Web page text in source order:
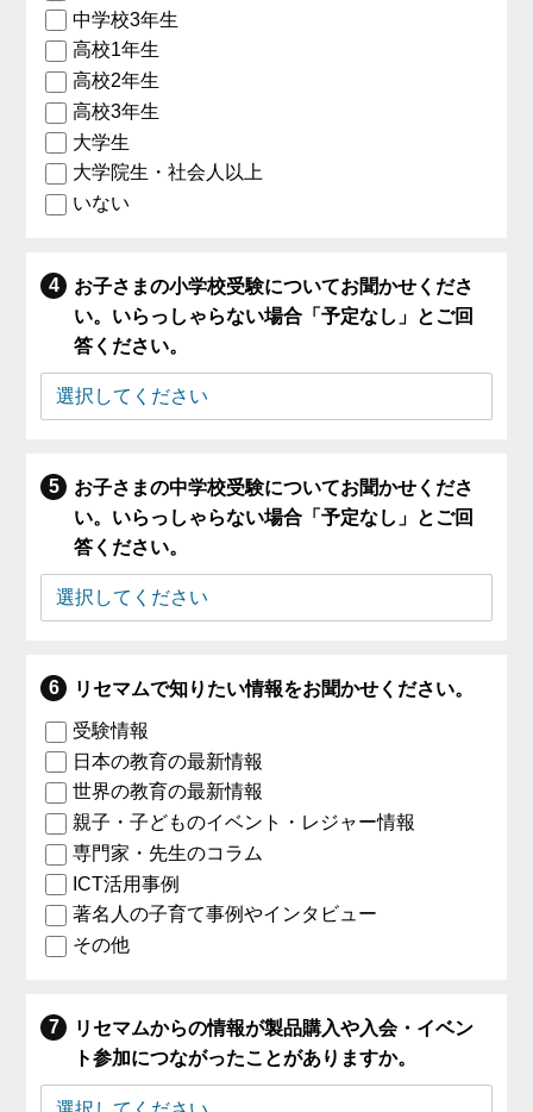
中学校3年生
高校1年生
高校2年生
高校3年生
大学生
大学院生・社会人以上
いない
お子さまの小学校受験についてお聞かせくださ
い。いらっしゃらない場合「予定なし」とご回
答ください。
お子さまの中学校受験についてお聞かせくださ
い。いらっしゃらない場合「予定なし」とご回
答ください。
リセマムで知りたい情報をお聞かせください。
受験情報
日本の教育の最新情報
世界の教育の最新情報
親子・子どものイベント・レジャー情報
専門家・先生のコラム
ICT活用事例
著名人の子育て事例やインタビュー
その他
リセマムからの情報が製品購入や入会・イベン
ト参加につながったことがありますか。